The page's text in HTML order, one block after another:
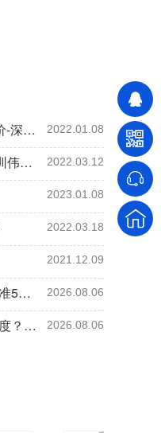
批量铝件cnc加工厂家-更快并准确获得报价-深圳伟迈特 2022.01.08
3c电子产品铝合金外壳cnc加工的转变-深圳伟迈特 2022.03.12
2023.01.08
2022.03.18
2021.12.09
人形机器人小腿壳体CNC厂家怎么选？看准5项指标避开加工误区 2026.08.06
航空仪表盘CNC加工厂家如何保证批量精度？看检测设备与工艺方案5项指标 2026.08.06